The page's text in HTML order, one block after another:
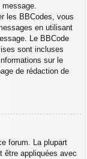
les BBCodes, vous
en utilisant
Le BBCode
sont incluses
sur le
de rédaction de
forum. La plupart
être appliquées avec